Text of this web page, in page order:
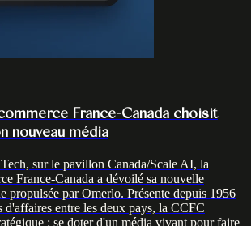
France-Canada choisit
nouveau média
sur le pavillon Canada/Scale AI, la
France-Canada a dévoilé sa nouvelle
propulsée par Omerlo. Présente depuis 1956
entre les deux pays, la CCFC
: se doter d'un média vivant pour faire